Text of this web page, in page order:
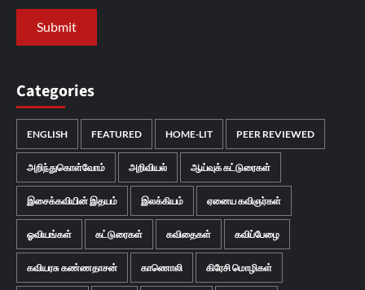
Categories
ENGLISH FEATURED HOME-LIT PEER REVIEWED
அறிந்துகொள்வோம் அறிவியல் ஆய்வுக் கட்டுரைகள்
இசைக்கவியின் இதயம் இலக்கியம் ஏனைய கவிஞர்கள்
ஓவியங்கள் கட்டுரைகள் கவிதைகள் கவிப்பேழை
கவியரசு கண்ணதாசன் காணொலி கிரேசி மொழிகள்